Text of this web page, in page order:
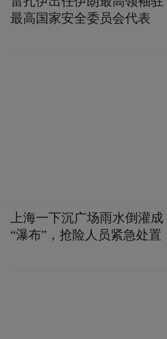
最高国家安全委员会代表
上海一下沉广场雨水倒灌成
“瀑布”，抢险人员紧急处置